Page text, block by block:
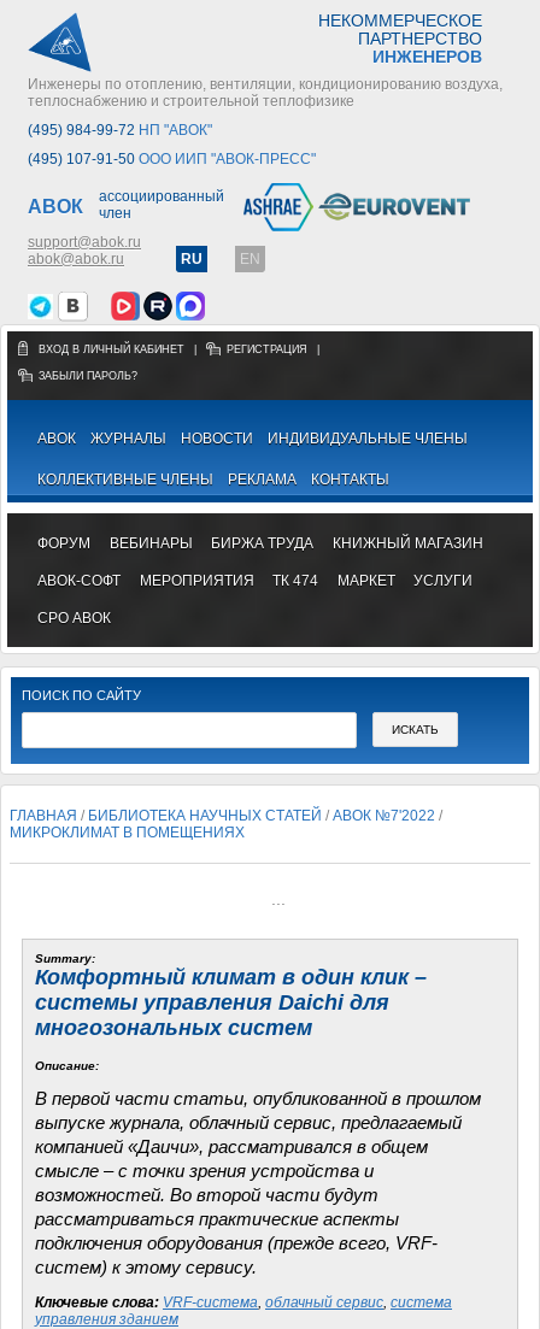
НЕКОММЕРЧЕСКОЕ
ПАРТНЕРСТВО
ИНЖЕНЕРОВ
Инженеры по отоплению, вентиляции, кондиционированию воздуха,
теплоснабжению и строительной теплофизике
(495) 984-99-72 НП "АВОК"
(495) 107-91-50 ООО ИИП "АВОК-ПРЕСС"
АВОК
ассоциированный
член
support@abok.ru
abok@abok.ru
RU EN
ВХОД В ЛИЧНЫЙ КАБИНЕТ РЕГИСТРАЦИЯ
ЗАБЫЛИ ПАРОЛЬ?
АВОК ЖУРНАЛЫ НОВОСТИ ИНДИВИДУАЛЬНЫЕ ЧЛЕНЫ
КОЛЛЕКТИВНЫЕ ЧЛЕНЫ РЕКЛАМА КОНТАКТЫ
ФОРУМ ВЕБИНАРЫ БИРЖА ТРУДА КНИЖНЫЙ МАГАЗИН
АВОК-СОФТ МЕРОПРИЯТИЯ ТК 474 МАРКЕТ УСЛУГИ
СРО АВОК
ПОИСК ПО САЙТУ
ГЛАВНАЯ / БИБЛИОТЕКА НАУЧНЫХ СТАТЕЙ /АВОК №7'2022 /
МИКРОКЛИМАТ В ПОМЕЩЕНИЯХ
Summary:
Комфортный климат в один клик –
системы управления Daichi для
многозональных систем
Описание:
В первой части статьи, опубликованной в прошлом
выпуске журнала, облачный сервис, предлагаемый
компанией «Даичи», рассматривался в общем
смысле – с точки зрения устройства и
возможностей. Во второй части будут
рассматриваться практические аспекты
подключения оборудования (прежде всего, VRF-
систем) к этому сервису.
Ключевые слова: VRF-система, облачный сервис, система
управления зданием